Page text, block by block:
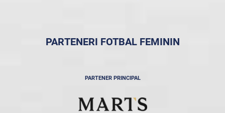
PARTENERI FOTBAL FEMININ
PARTENER PRINCIPAL